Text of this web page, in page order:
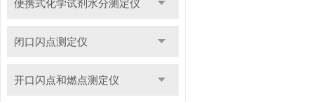
便携式化学试剂水分测定仪
闭口闪点测定仪
开口闪点和燃点测定仪